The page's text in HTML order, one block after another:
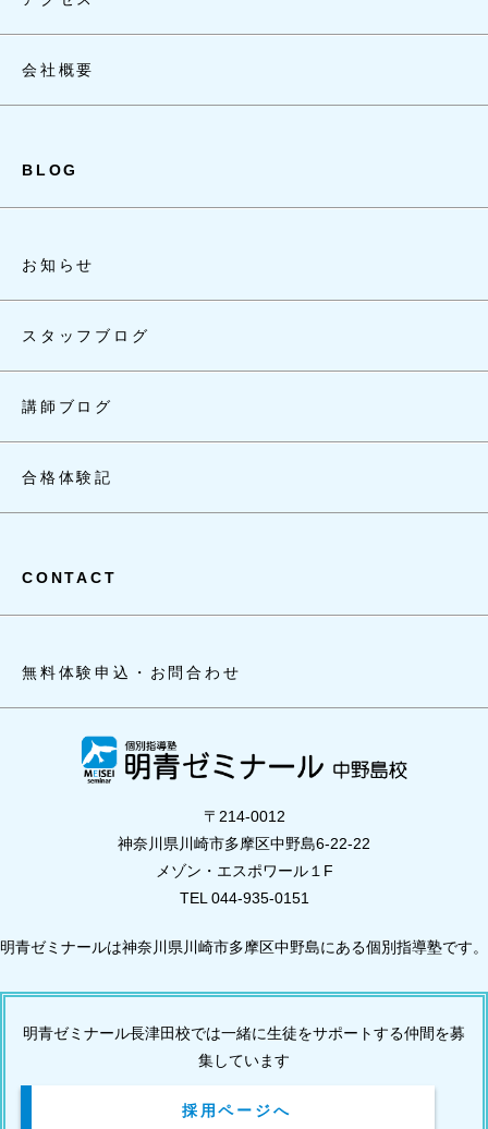
会社概要
BLOG
お知らせ
スタッフブログ
講師ブログ
合格体験記
CONTACT
無料体験申込・お問合わせ
〒214-0012
神奈川県川崎市多摩区中野島6-22-22
メゾン・エスポワール１F
TEL 044-935-0151
明青ゼミナールは神奈川県川崎市多摩区中野島にある個別指導塾です。
明青ゼミナール長津田校では一緒に生徒をサポートする仲間を募
集しています
採用ページへ